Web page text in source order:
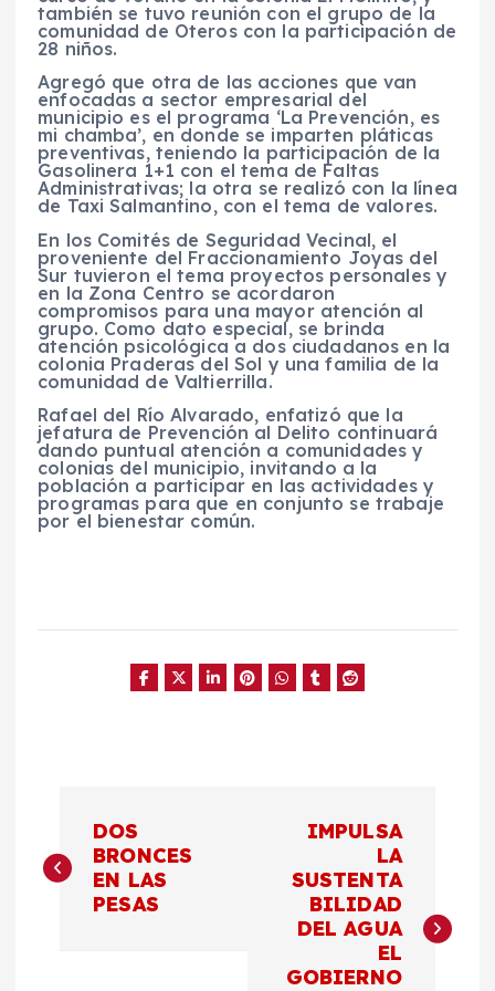
también se tuvo reunión con el grupo de la
comunidad de Oteros con la participación de
28 niños.
Agregó que otra de las acciones que van
enfocadas a sector empresarial del
municipio es el programa ‘La Prevención, es
mi chamba’, en donde se imparten pláticas
preventivas, teniendo la participación de la
Gasolinera 1+1 con el tema de Faltas
Administrativas; la otra se realizó con la línea
de Taxi Salmantino, con el tema de valores.
En los Comités de Seguridad Vecinal, el
proveniente del Fraccionamiento Joyas del
Sur tuvieron el tema proyectos personales y
en la Zona Centro se acordaron
compromisos para una mayor atención al
grupo. Como dato especial, se brinda
atención psicológica a dos ciudadanos en la
colonia Praderas del Sol y una familia de la
comunidad de Valtierrilla.
Rafael del Río Alvarado, enfatizó que la
jefatura de Prevención al Delito continuará
dando puntual atención a comunidades y
colonias del municipio, invitando a la
población a participar en las actividades y
programas para que en conjunto se trabaje
por el bienestar común.
a
DOS
BRONCES
EN LAS
PESAS
IMPULSA
LA
SUSTENTA
BILIDAD
DEL AGUA
EL
GOBIERNO